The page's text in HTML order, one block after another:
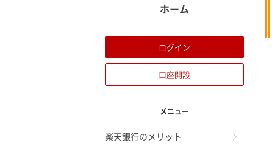
ホーム
ログイン
口座開設
メニュー
楽天銀行のメリット